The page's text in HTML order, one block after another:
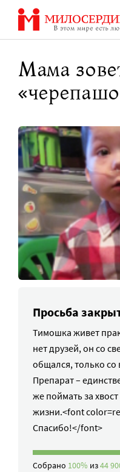
Перейти
содержанию
Мама
Просьба
Тимошка живет
нет друзей, он со
общался, только
Препарат –
же поймать за
жизни.<font
Спасибо!</font>
Собрано 100% из44